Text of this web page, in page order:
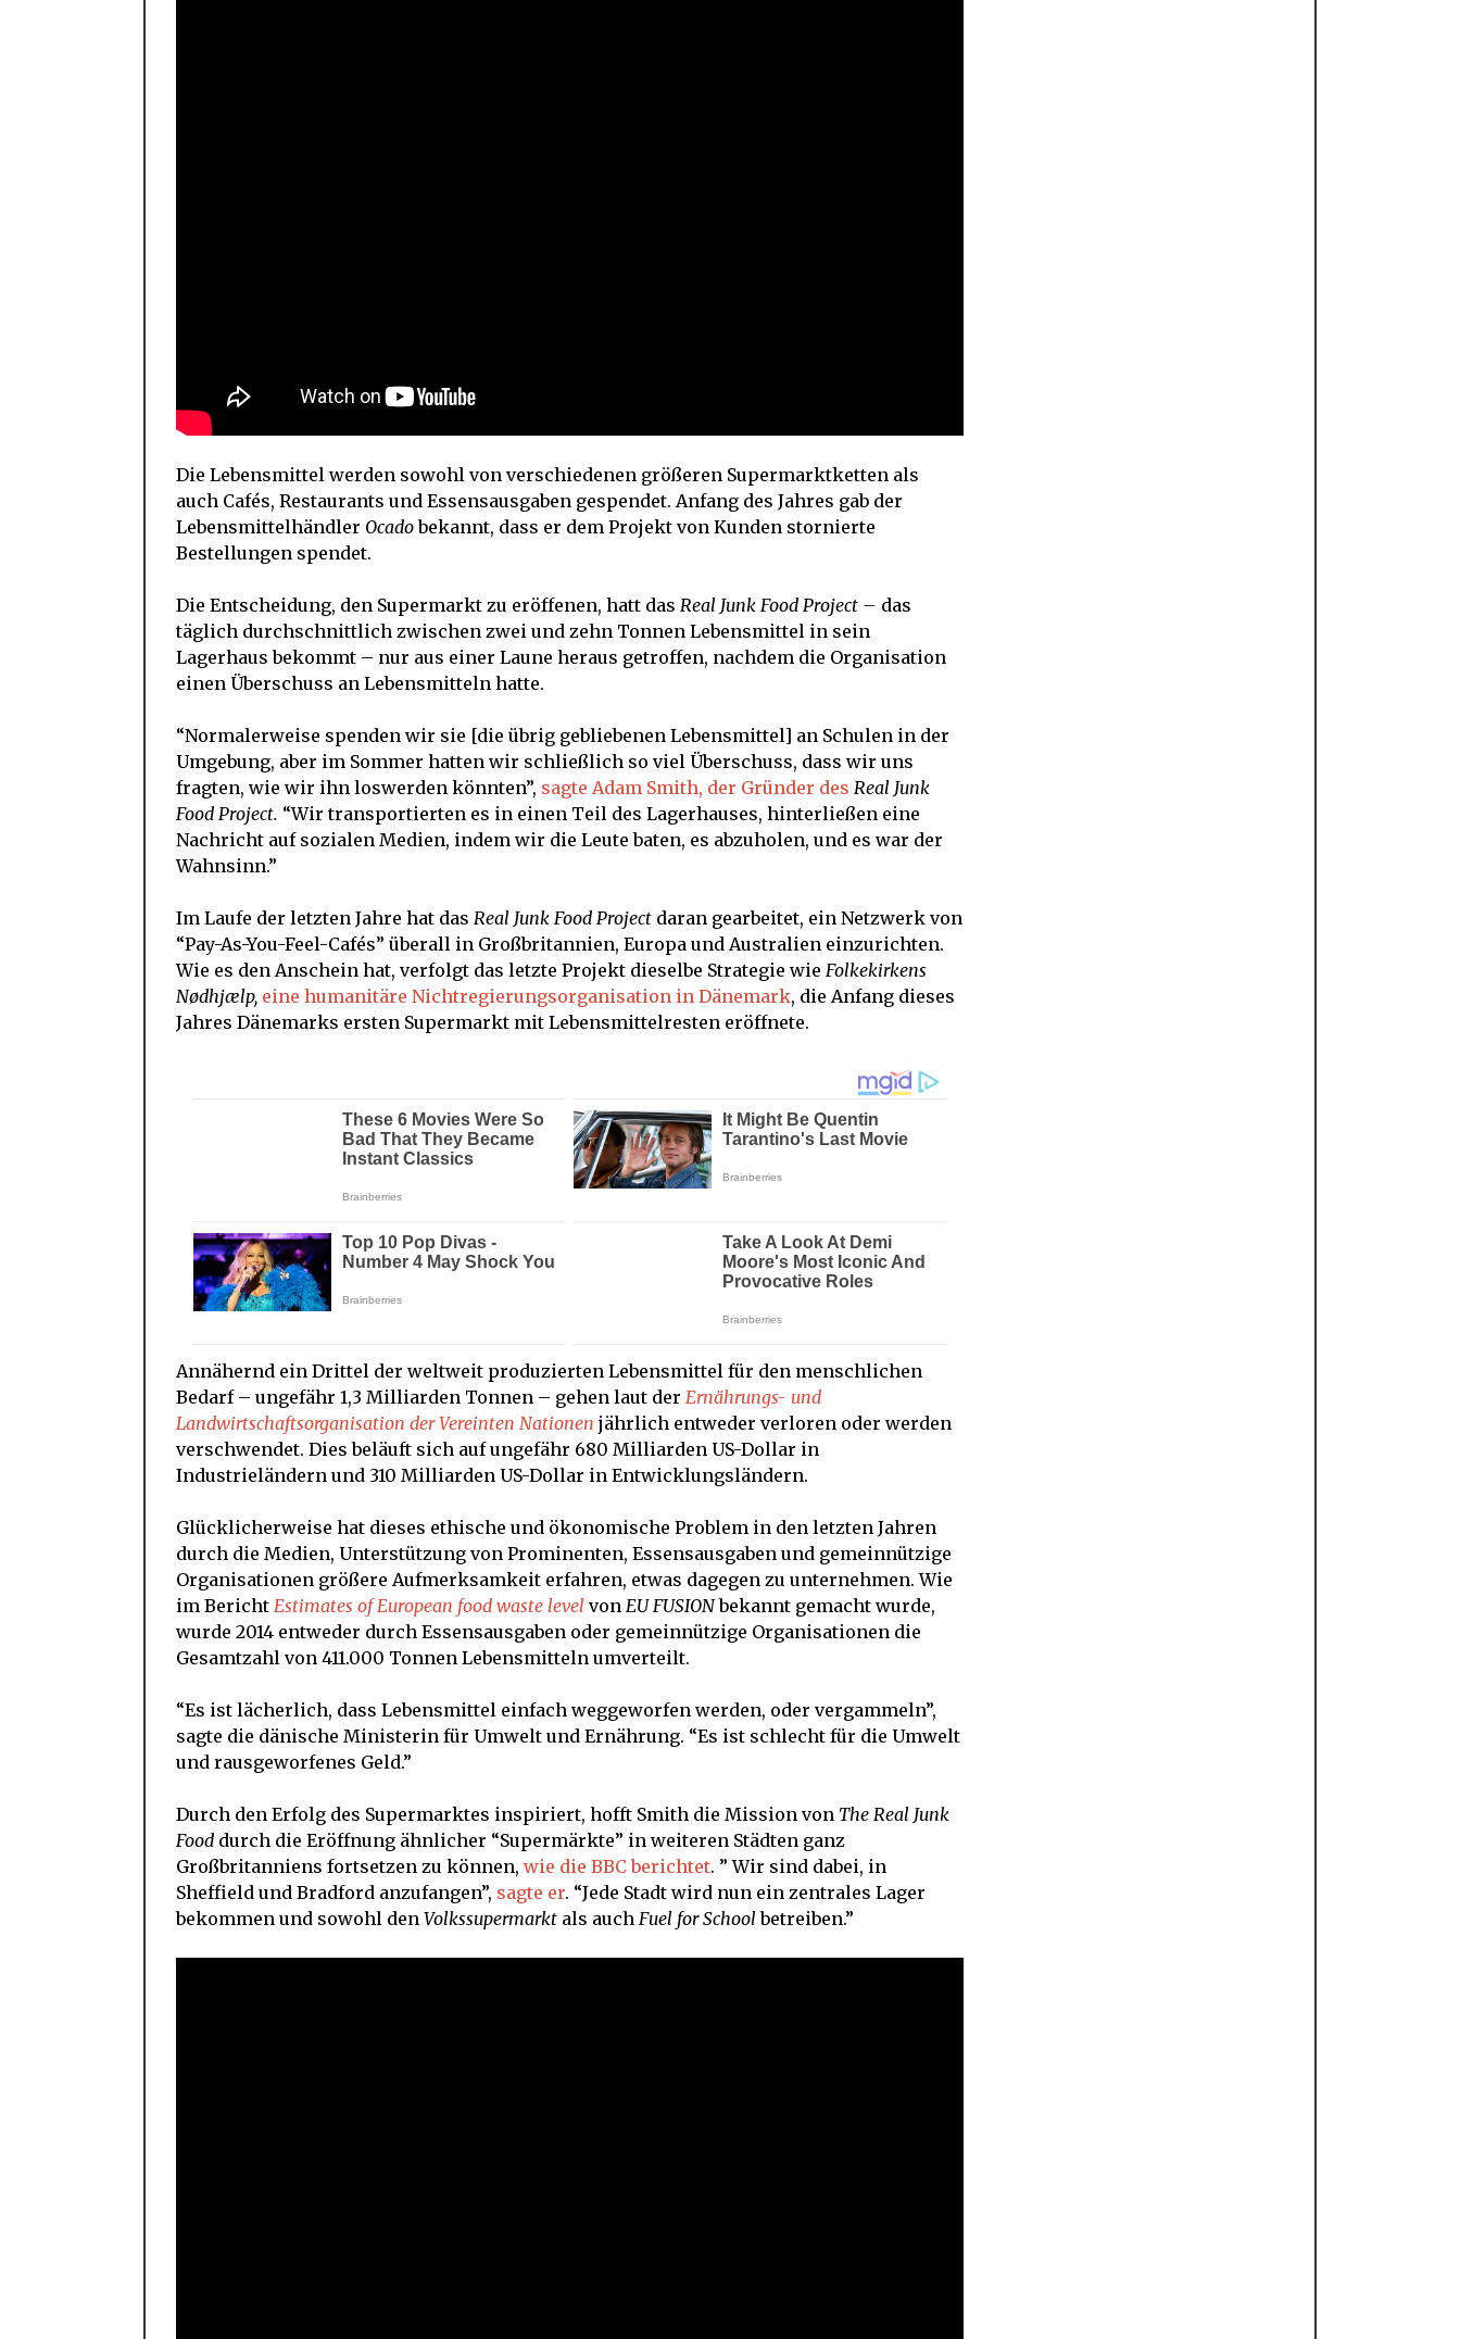
Die Lebensmittel werden sowohl von verschiedenen größeren Supermarktketten als
auch Cafés, Restaurants und Essensausgaben gespendet. Anfang des Jahres gab der
Lebensmittelhändler Ocadobekannt, dass er dem Projekt von Kunden stornierte
Bestellungen spendet.
Die Entscheidung, den Supermarkt zu eröffenen, hatt das Real Junk Food Project – das
täglich durchschnittlich zwischen zwei und zehn Tonnen Lebensmittel in sein
Lagerhaus bekommt – nur aus einer Laune heraus getroffen, nachdem die Organisation
einen Überschuss an Lebensmitteln hatte.
“Normalerweise spenden wir sie [die übrig gebliebenen Lebensmittel] an Schulen in der
Umgebung, aber im Sommer hatten wir schließlich so viel Überschuss, dass wir uns
fragten, wie wir ihn loswerden könnten”, sagte Adam Smith, der Gründer des Real Junk
Food Project. “Wir transportierten es in einen Teil des Lagerhauses, hinterließen eine
Nachricht auf sozialen Medien, indem wir die Leute baten, es abzuholen, und es war der
Wahnsinn.”
Im Laufe der letzten Jahre hat das Real Junk Food Project daran gearbeitet, ein Netzwerk von
“Pay-As-You-Feel-Cafés” überall in Großbritannien, Europa und Australien einzurichten.
Wie es den Anschein hat, verfolgt das letzte Projekt dieselbe Strategie wie Folkekirkens
Nødhjælp, eine humanitäre Nichtregierungsorganisation in Dänemark, die Anfang dieses
Jahres Dänemarks ersten Supermarkt mit Lebensmittelresten eröffnete.
Annähernd ein Drittel der weltweit produzierten Lebensmittel für den menschlichen
Bedarf – ungefähr 1,3 Milliarden Tonnen – gehen laut der Ernährungs- und
Landwirtschaftsorganisation der Vereinten Nationen jährlich entweder verloren oder werden
verschwendet. Dies beläuft sich auf ungefähr 680 Milliarden US-Dollar in
Industrieländern und 310 Milliarden US-Dollar in Entwicklungsländern.
Glücklicherweise hat dieses ethische und ökonomische Problem in den letzten Jahren
durch die Medien, Unterstützung von Prominenten, Essensausgaben und gemeinnützige
Organisationen größere Aufmerksamkeit erfahren, etwas dagegen zu unternehmen. Wie
im Bericht Estimates of European food waste level von EU FUSIONbekannt gemacht wurde,
wurde 2014 entweder durch Essensausgaben oder gemeinnützige Organisationen die
Gesamtzahl von 411.000 Tonnen Lebensmitteln umverteilt.
“Es ist lächerlich, dass Lebensmittel einfach weggeworfen werden, oder vergammeln”,
sagte die dänische Ministerin für Umwelt und Ernährung. “Es ist schlecht für die Umwelt
und rausgeworfenes Geld.”
Durch den Erfolg des Supermarktes inspiriert, hofft Smith die Mission von The Real Junk
Food durch die Eröffnung ähnlicher “Supermärkte” in weiteren Städten ganz
Großbritanniens fortsetzen zu können, wie die BBC berichtet. ” Wir sind dabei, in
Sheffield und Bradford anzufangen”, sagte er. “Jede Stadt wird nun ein zentrales Lager
bekommen und sowohl den Volkssupermarkt als auch Fuel for Schoolbetreiben.”